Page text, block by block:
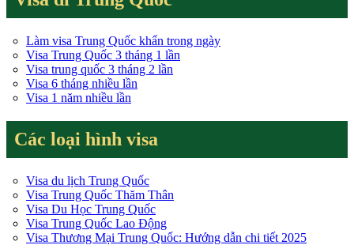
Làm visa Trung Quốc khẩn trong ngày
Visa Trung Quốc 3 tháng 1 lần
Visa trung quốc 3 tháng 2 lần
Visa 6 tháng nhiều lần
Visa 1 năm nhiều lần
Các loại hình visa
Visa du lịch Trung Quốc
Visa Trung Quốc Thăm Thân
Visa Du Học Trung Quốc
Visa Trung Quốc Lao Động
Visa Thương Mại Trung Quốc: Hướng dẫn chi tiết 2025